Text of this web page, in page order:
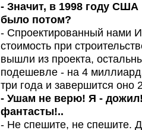
- Значит, в 1998 году
было потом?
- Спроектированный нами
стоимость при
вышли из проекта,
подешевле - на 4
три года и завершится оно
- Ушам не верю! Я -
фантасты!..
- Не спешите, не спешите.